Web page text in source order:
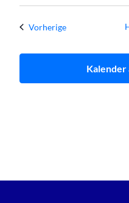
VorherigeVeranstaltungen